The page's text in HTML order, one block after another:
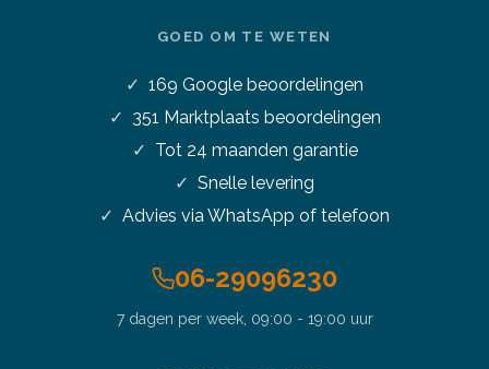
GOED OM TE WETEN
169 Google beoordelingen
351 Marktplaats beoordelingen
Tot 24 maanden garantie
Snelle levering
Advies via WhatsApp of telefoon
06-29096230
7 dagen per week, 09:00 - 19:00 uur